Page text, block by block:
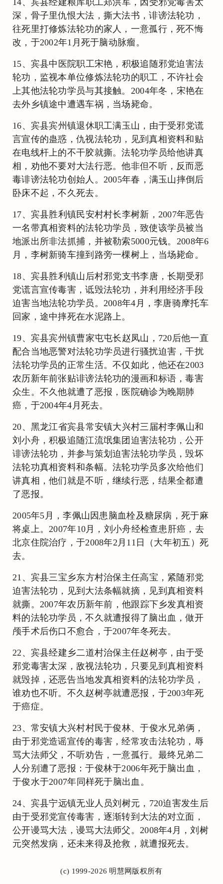
深，骨子里仇恨大法，撕大法书，诽谤法轮功，
往死里打修炼法轮功的家人，一意孤行，死不悔
改，于2002年1月死于脑动脉瘤。
15、宾县中医院职工宋艳，积极追随邪党迫害法
轮功，监视本单位修炼法轮功的职工，不许社会
上其他法轮功学员与其接触。2004年冬，宋艳在
去外乡镇途中遭遇车祸，当场毙命。
16、宾县宾州镇退休职工满玉山，由于受邪党谎
言宣传的蛊惑，仇视法轮功，见到真相资料和贴
在电线杆上的不干胶就撕。法轮功学员给他讲真
相，劝他不要对大法行恶。他非但不听，反而恶
毒诽谤法轮功创始人。2005年春，满玉山摔倒后
卧床不起，不久死去。
17、宾县胜利镇民安村村长李树新，2007年恶告
一名带真相资料的法轮功学员，致使该学员被当
地派出所非法抓捕，并被勒索5000元钱。2008年6
月，李树新骑车撞到路旁一棵树上，当场毙命。
18、宾县胜利镇山后村邪党支书李唐，长期受邪
党谎言宣传毒害，诋毁法轮功，并利用经济手段
迫害当地法轮功学员。2008年4月，李唐骑摩托车
回家，途中摔死在水泥路上。
19、宾县宾州镇曹家屯屯长赵凤山，720后他一直
配合当地恶警对法轮功学员进行骚扰迫害，干扰
法轮功学员的正常生活。不仅如此，他还在2003
农历新年前张贴诽谤法轮功的漫画和标语，毒害
众生。不久他就遭了恶报，医院确诊为晚期肺
癌，于2004年4月死去。
20、黑龙江省宾县常安镇大兴村三届村李佩山和
刘小舟，积极追随江流氓集团迫害法轮功，公开
诽谤法轮功，并参与策划迫害法轮功学员，毁坏
法轮功真相资料和条幅。法轮功学员多次给他们
讲真相，他们就是不听，继续行恶，结果全都遭
了恶报。
2005年5月，李佩山因患脑血栓及糖尿病，死于麻
将桌上。2007年10月，刘小舟经检查患肝癌，去
北京住院治疗，于2008年2月11日（大年初五）死
去。
21、宾县三宝乡东方村治保主任高宝，紧随邪党
迫害法轮功，见到大法条幅就摘，见到真相资料
就撕。2007年农历新年前，他跟踪下乡发真相资
料的法轮功学员，不久就遭报得了脑出血，做开
颅手术后伤口不愈合，于2007年冬死去。
22、宾县经建乡二道村治保主任赵树亭，由于受
邪党毒害太深，敌视法轮功，只要见到真相资料
就毁掉，还恶告当地发真相资料的法轮功学员，
谁劝也不听。不久赵树亭就遭恶报，于2003年死
于癌症。
23、常安镇大兴村村民于俊林、于俊水兄弟俩，
由于邪党造谣宣传的毒害，经常攻击法轮功，辱
骂大法师父，不听劝告，一意孤行。最终兄弟二
人分别遭了恶报：于俊林于2006年死于脑出血，
于俊水于2007年同样死于脑出血。
24、宾县宁远镇无业人员刘树元，720迫害发生后
由于受邪党宣传毒害，逐渐转到大法的对立面，
公开谩骂大法，谩骂大法师父。2008年4月，刘树
元突然发病，还未来得及抢救，就遭报死去。
(c) 1999-2026 明慧网版权所有